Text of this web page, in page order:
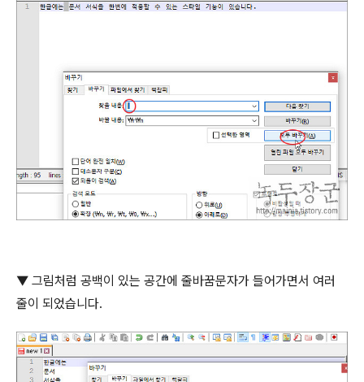
▼ 그림처럼 공백이 있는 공간에 줄바꿈문자가 들어가면서 여러
줄이 되었습니다.